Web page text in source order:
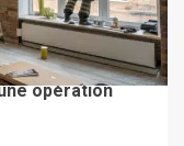
opération